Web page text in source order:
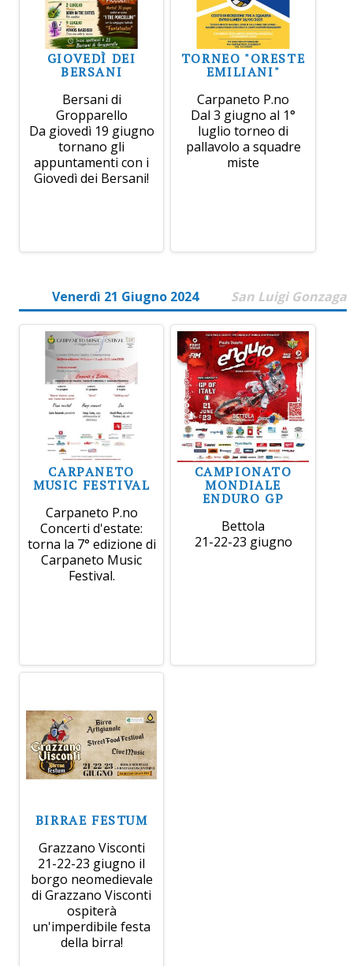
GIOVEDÌ DEI
BERSANI
Bersani di
Gropparello
Da giovedì 19 giugno
tornano gli
appuntamenti con i
Giovedì dei Bersani!
TORNEO "ORESTE
EMILIANI"
Carpaneto P.no
Dal 3 giugno al 1°
luglio torneo di
pallavolo a squadre
miste
Venerdì 21 Giugno 2024 San Luigi Gonzaga
CARPANETO
MUSIC FESTIVAL
Carpaneto P.no
Concerti d'estate:
torna la 7° edizione di
Carpaneto Music
Festival.
CAMPIONATO
MONDIALE
ENDURO GP
Bettola
21-22-23 giugno
BIRRAE FESTUM
Grazzano Visconti
21-22-23 giugno il
borgo neomedievale
di Grazzano Visconti
ospiterà
un'imperdibile festa
della birra!